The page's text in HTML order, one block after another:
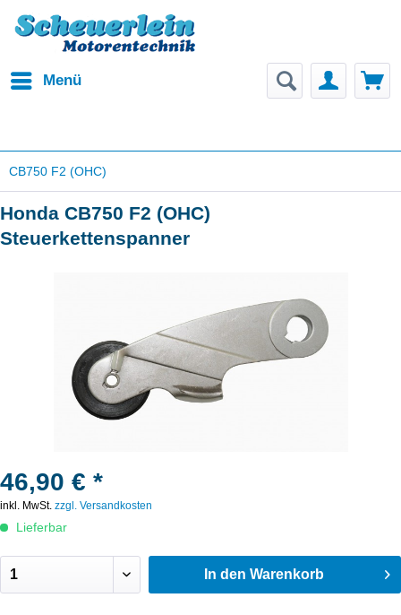
Menü
CB750 F2 (OHC)
Honda CB750 F2 (OHC)
Steuerkettenspanner
46,90 € *
inkl. MwSt. zzgl. Versandkosten
Lieferbar
In den Warenkorb